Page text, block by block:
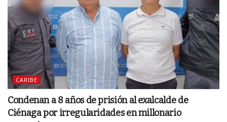
CARIBE
Condenan a 8 años de prisión al exalcalde de
Ciénaga por irregularidades en millonario